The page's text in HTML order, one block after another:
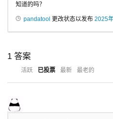
知道的吗？
pandatool 更改状态以发布 2025
1 答案
活跃 已投票 最新 最老的